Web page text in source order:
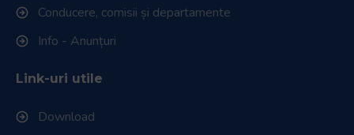
Conducere, comisii și departamente
Info - Anunțuri
Link-uri utile
Download